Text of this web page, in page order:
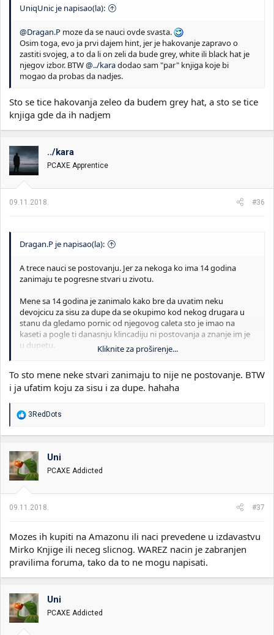
UniqUnic je napisao(la):
@Dragan.P moze da se nauci ovde svasta.
Osim toga, evo ja prvi dajem hint, jer je hakovanje zapravo o
zastiti svojeg, a to da li on zeli da bude grey, white ili black hat je
njegov izbor. BTW@../karadodao sam "par" knjiga koje bi
mogao da probas da nadjes.
Sto se tice hakovanja zeleo da budem grey hat, a sto se tice
knjiga gde da ih nadjem
../kara
PCAXE Apprentice
09.11.2018. #36
Dragan.P je napisao(la):
A trece nauci se postovanju. Jer za nekoga ko ima 14 godina
zanimaju te pogresne stvari u zivotu.
Mene sa 14 godina je zanimalo kako bre da uvatim neku
devojcicu za sisu za dupe da se okupimo kod nekog drugara u
stanu da gledamo pornic od njegovog caleta sto je imao na
kaseti a pogle ti danasnju klincadiju ni postovanja a znanje im je
u dupetu.
loptom, stoni tenis, a uvece kada padne mrak smo igrali zmurke,
sada kada bih krenuo da ti nabrajam sve igre koje smo mi kao
pojma o nekim osnovama u zivotu a ovamo te interesuje
hakovanje.
Kliknite za proširenje...
To sto mene neke stvari zanimaju to nije ne postovanje. BTW
i ja ufatim koju za sisu i za dupe. hahaha
R
o
v
a
n
:
3RedDots
Uni
PCAXE Addicted
09.11.2018. #37
Mozes ih kupiti na Amazonu ili naci prevedene u izdavastvu
Mirko Knjige ili neceg slicnog. WAREZ nacin je zabranjen
pravilima foruma, tako da to ne mogu napisati.
Uni
PCAXE Addicted